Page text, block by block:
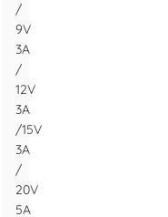
/
9V
3A
/
12V
3A
/15V
3A
/
20V
5A